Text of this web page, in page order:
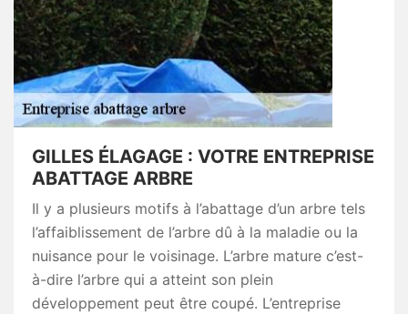
GILLES ÉLAGAGE : VOTRE ENTREPRISE
ABATTAGE ARBRE
Il y a plusieurs motifs à l’abattage d’un arbre tels
l’affaiblissement de l’arbre dû à la maladie ou la
nuisance pour le voisinage. L’arbre mature c’est-
à-dire l’arbre qui a atteint son plein
développement peut être coupé. L’entreprise